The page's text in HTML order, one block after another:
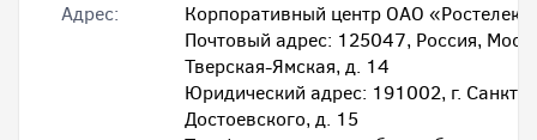
Адрес:
Корпоративный центр ОАО
Почтовый адрес: 125047, Россия,
Тверская-Ямская, д. 14
Юридический адрес: 191002, г. Санкт-
Достоевского, д. 15